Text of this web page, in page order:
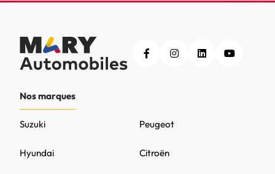
Nos marques
Peugeot
Citroën
Hyundai
Suzuki